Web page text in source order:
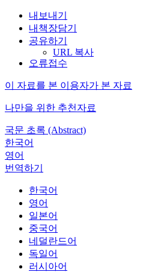
내보내기
내책장담기
공유하기
URL 복사
오류접수
이 자료를 본 이용자가 본 자료
나만을 위한 추천자료
국문 초록 (Abstract)
한국어
영어
번역하기
한국어
영어
일본어
중국어
네덜란드어
독일어
러시아어